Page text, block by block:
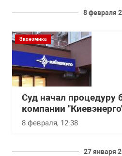
8 февраля
Экономика
Суд начал процедуру
компании
8 февраля, 12:38
27 января